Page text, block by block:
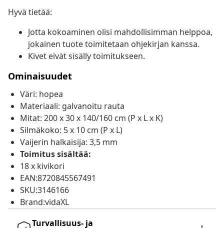
Hyvä tietää:
Jotta kokoaminen olisi mahdollisimman helppoa,
jokainen tuote toimitetaan ohjekirjan kanssa.
Kivet eivät sisälly toimitukseen.
Ominaisuudet
Väri: hopea
Materiaali: galvanoitu rauta
Mitat: 200 x 30 x 140/160 cm (P x L x K)
Silmäkoko: 5 x 10 cm (P x L)
Vaijerin halkaisija: 3,5 mm
Toimitus sisältää:
18 x kivikori
EAN:8720845567491
SKU:3146166
Brand:vidaXL
Turvallisuus- ja